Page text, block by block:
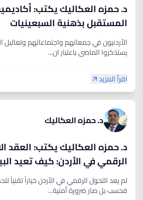
د. حمزه العكاليك يكتب:
المستقبل بذهنية السبعينيات
الأردنيون في جمعاتهم واجتماعاتهم وتعاليل
يستذكروا الماضي باعتبار ان...
اقرأ المزيد
د. حمزه العكاليك
د. حمزه العكاليك يكتب: العقد
الرقمي في الأردن: كيف تعيد
الدولة
لم يعد التحول الرقمي في الأردن خياراً تقنياً
فحسب بل صار ضرورة أمنية...